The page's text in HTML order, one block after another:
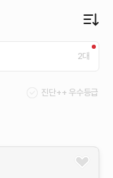
2대
진단++ 우수등급